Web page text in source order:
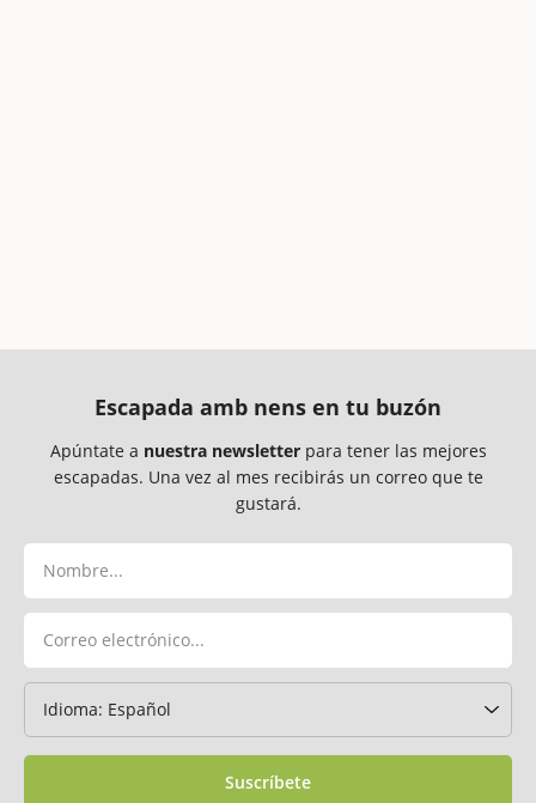
Escapada amb nens en tu buzón
Apúntate a nuestra newsletterpara tener las mejores
escapadas. Una vez al mes recibirás un correo que te
gustará.
Suscríbete